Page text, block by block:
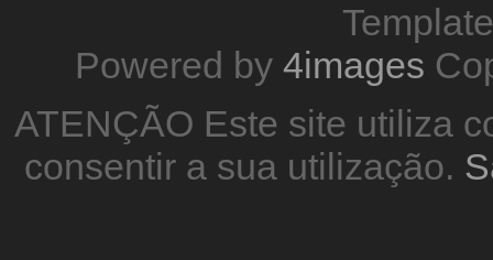
Powered by 4images
ATENÇÃO Este site utiliza
consentir a sua utilização.